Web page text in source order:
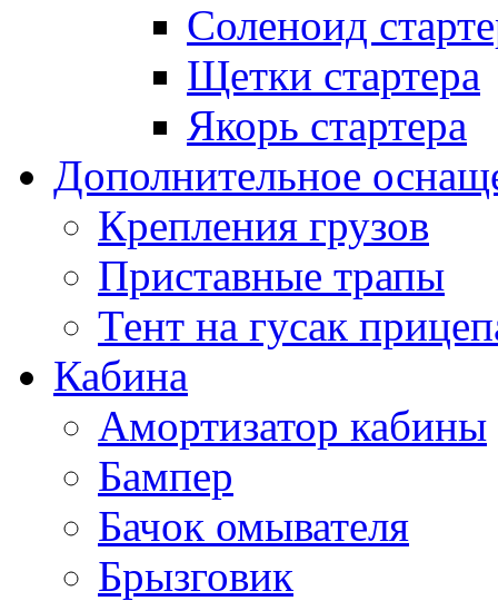
Соленоид
Щетки стартера
Якорь стартера
Дополнительное
Крепления грузов
Приставные трапы
Тент на гусак
Кабина
Амортизатор кабины
Бампер
Бачок омывателя
Брызговик